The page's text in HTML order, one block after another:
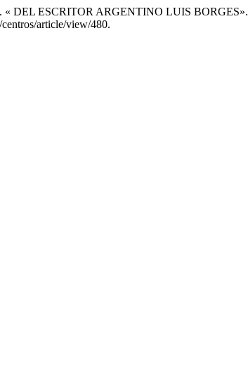
DEL ESCRITOR ARGENTINO LUIS BORGES».
article/view/480.